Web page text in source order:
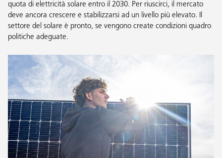
quota di elettricità solare entro il 2030. Per riuscirci, il mercato
deve ancora crescere e stabilizzarsi ad un livello più elevato. Il
settore del solare è pronto, se vengono create condizioni quadro
politiche adeguate.